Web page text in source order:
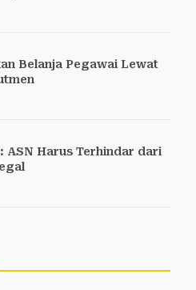
Belanja Pegawai Lewat
ASN Harus Terhindar dari